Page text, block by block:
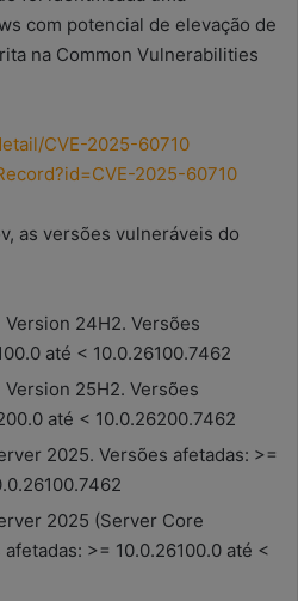
com potencial de elevação de
na Common Vulnerabilities
CVE-2025-60710
2025-60710
as versões vulneráveis do
24H2. Versões
até < 10.0.26100.7462
25H2. Versões
até < 10.0.26200.7462
2025. Versões afetadas: >=
2025 (Server Core
>= 10.0.26100.0 até <